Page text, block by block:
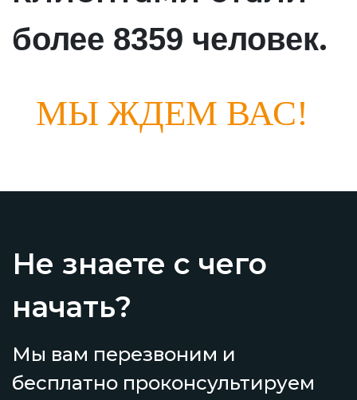
более 8359 человек.
МЫ ЖДЕМ ВАС!
Не знаете с чего
начать?
Мы вам перезвоним и
бесплатно проконсультируем